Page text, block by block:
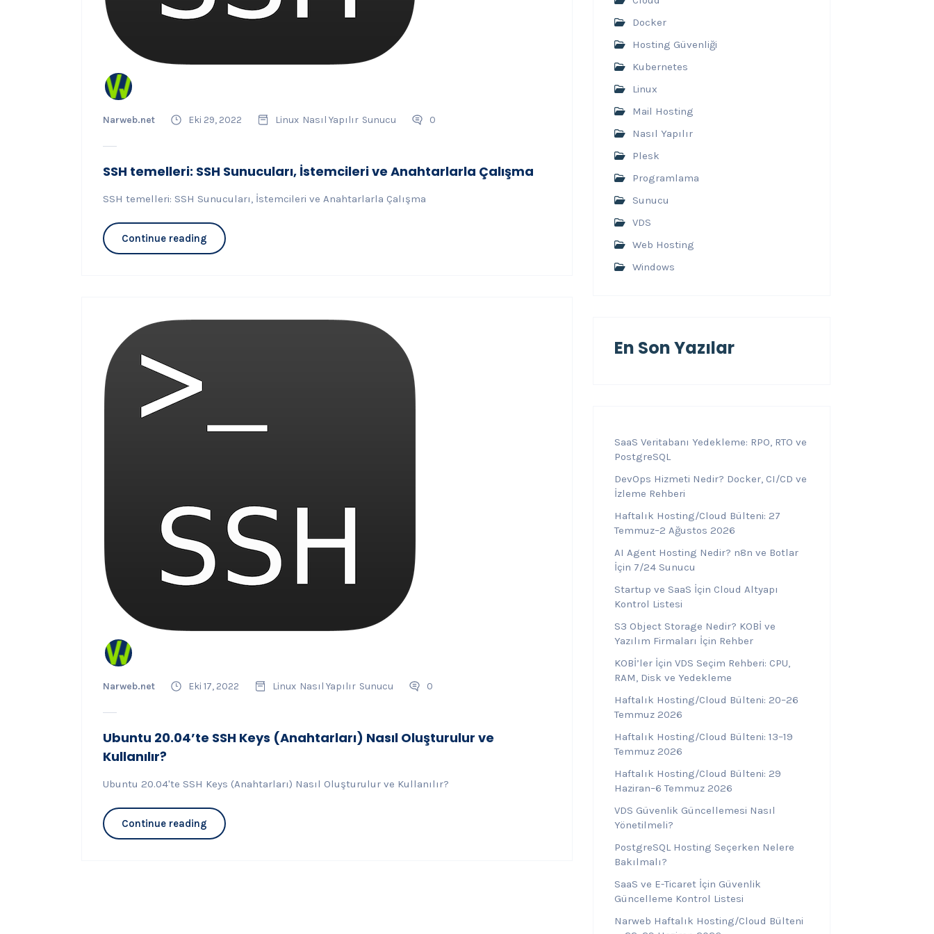
Narweb.net Eki 29, 2022 Linux Nasıl Yapılır Sunucu 0
SSH temelleri: SSH Sunucuları, İstemcileri ve Anahtarlarla Çalışma
SSH temelleri: SSH Sunucuları, İstemcileri ve Anahtarlarla Çalışma
Continue reading
Narweb.net Eki 17, 2022 Linux Nasıl Yapılır Sunucu 0
Ubuntu 20.04’te SSH Keys (Anahtarları) Nasıl Oluşturulur ve
Kullanılır?
Ubuntu 20.04'te SSH Keys (Anahtarları) Nasıl Oluşturulur ve Kullanılır?
Continue reading
Docker
Hosting Güvenliği
Kubernetes
Linux
Mail Hosting
Nasıl Yapılır
Plesk
Programlama
Sunucu
VDS
Web Hosting
Windows
En Son Yazılar
SaaS Veritabanı Yedekleme: RPO, RTO ve
PostgreSQL
DevOps Hizmeti Nedir? Docker, CI/CD ve
İzleme Rehberi
Haftalık Hosting/Cloud Bülteni: 27
Temmuz–2 Ağustos 2026
AI Agent Hosting Nedir? n8n ve Botlar
İçin 7/24 Sunucu
Startup ve SaaS İçin Cloud Altyapı
Kontrol Listesi
S3 Object Storage Nedir? KOBİ ve
Yazılım Firmaları İçin Rehber
KOBİ’ler İçin VDS Seçim Rehberi: CPU,
RAM, Disk ve Yedekleme
Haftalık Hosting/Cloud Bülteni: 20–26
Temmuz 2026
Haftalık Hosting/Cloud Bülteni: 13–19
Temmuz 2026
Haftalık Hosting/Cloud Bülteni: 29
Haziran–6 Temmuz 2026
VDS Güvenlik Güncellemesi Nasıl
Yönetilmeli?
PostgreSQL Hosting Seçerken Nelere
Bakılmalı?
SaaS ve E-Ticaret İçin Güvenlik
Güncelleme Kontrol Listesi
Narweb Haftalık Hosting/Cloud Bülteni